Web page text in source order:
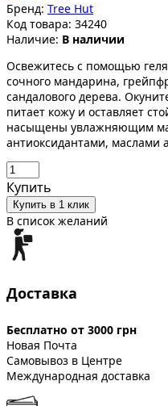
Бренд: Tree Hut
Код товара: 34240
Наличие: В наличии
Освежитесь с помощью
сочного мандарина,
сандалового дерева.
питает кожу и оставляет
насыщены увлажняющим
антиоксидантами, маслами
Купить
Купить в 1 клик
В список желаний
Доставка
Бесплатно от 3000 грн
Новая Почта
Самовывоз в Центре
Международная доставка